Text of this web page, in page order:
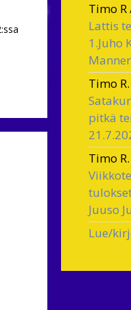
Timo R
Lattis
1.Juho
Timo R.
pitkä
Timo R.
Juuso
Lue/